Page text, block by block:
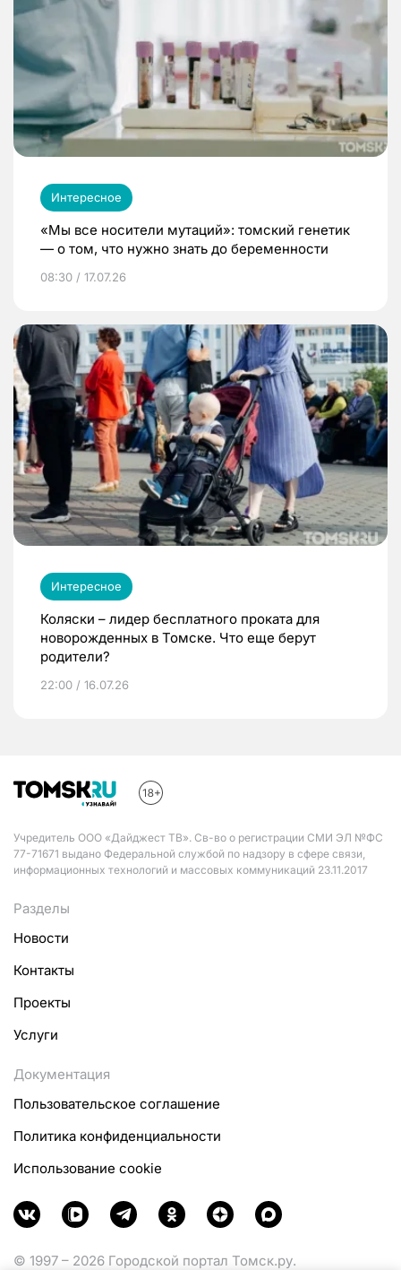
Интересное
«Мы все носители мутаций»: томский генетик
— о том, что нужно знать до беременности
08:30 / 17.07.26
Интересное
Коляски – лидер бесплатного проката для
новорожденных в Томске. Что еще берут
родители?
22:00 / 16.07.26
Учредитель ООО «Дайджест ТВ». Св-во о регистрации СМИ ЭЛ №ФС
77-71671 выдано Федеральной службой по надзору в сфере связи,
информационных технологий и массовых коммуникаций 23.11.2017
Разделы
Новости
Контакты
Проекты
Услуги
Документация
Пользовательское соглашение
Политика конфиденциальности
Использование cookie
© 1997 – 2026 Городской портал Томск.ру.